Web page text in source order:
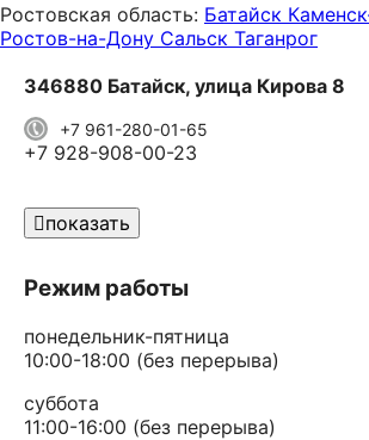
Ростовская область: Батайск
Ростов-на-Дону Сальск Таганрог
346880 Батайск, улица Кирова 8
+7 961-280-01-65
+7 928-908-00-23
показать
Режим работы
понедельник-пятница
10:00-18:00 (без перерыва)
суббота
11:00-16:00 (без перерыва)